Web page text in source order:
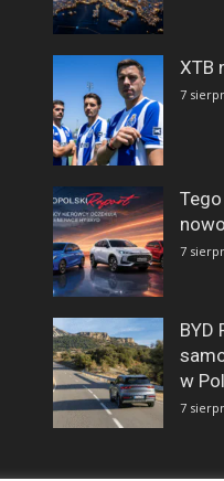
XTB
7
7
BYD
w
7